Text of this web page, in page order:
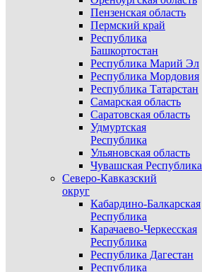
Пензенская область
Пермский край
Республика
Башкортостан
Республика Марий Эл
Республика Мордовия
Республика Татарстан
Самарская область
Саратовская область
Удмуртская
Республика
Ульяновская область
Чувашская Республика
Северо-Кавказский
округ
Кабардино-Балкарская
Республика
Карачаево-Черкесская
Республика
Республика Дагестан
Республика